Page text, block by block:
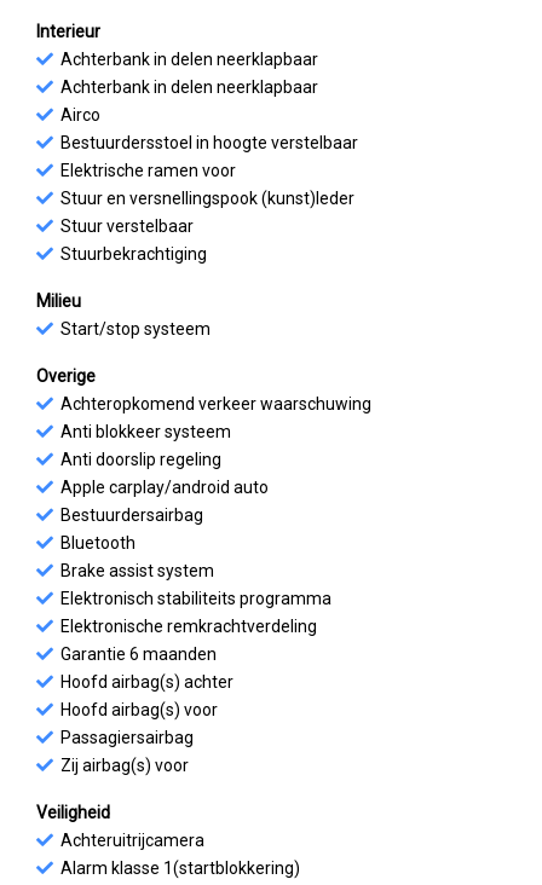
Interieur
Achterbank in delen neerklapbaar
Achterbank in delen neerklapbaar
Airco
Bestuurdersstoel in hoogte verstelbaar
Elektrische ramen voor
Stuur en versnellingspook (kunst)leder
Stuur verstelbaar
Stuurbekrachtiging
Milieu
Start/stop systeem
Overige
Achteropkomend verkeer waarschuwing
Anti blokkeer systeem
Anti doorslip regeling
Apple carplay/android auto
Bestuurdersairbag
Bluetooth
Brake assist system
Elektronisch stabiliteits programma
Elektronische remkrachtverdeling
Garantie 6 maanden
Hoofd airbag(s) achter
Hoofd airbag(s) voor
Passagiersairbag
Zij airbag(s) voor
Veiligheid
Achteruitrijcamera
Alarm klasse 1(startblokkering)